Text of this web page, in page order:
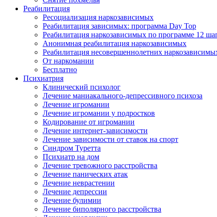
Реабилитация
Ресоциализация наркозависимых
Реабилитация зависимых: программа Day Top
Реабилитация наркозависимых по программе 12
Анонимная реабилитация наркозависимых
Реабилитация несовершеннолетних
От наркомании
Бесплатно
Психиатрия
Клинический психолог
Лечение маниакального-депрессивного психоза
Лечение игромании
Лечение игромании у подростков
Кодирование от игромании
Лечение интернет-зависимости
Лечение зависимости от ставок на спорт
Синдром Туретта
Психиатр на дом
Лечение тревожного расстройства
Лечение панических атак
Лечение неврастении
Лечение депрессии
Лечение булимии
Лечение биполярного расстройства